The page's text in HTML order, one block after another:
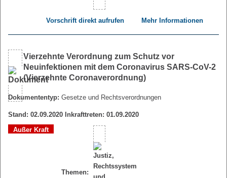
Vorschrift direkt aufrufen Mehr Informationen
Vierzehnte Verordnung zum Schutz vor
Neuinfektionen mit dem Coronavirus SARS-CoV-2
(Vierzehnte Coronaverordnung)
Dokumententyp: Gesetze und Rechtsverordnungen
Stand: 02.09.2020 Inkrafttreten: 01.09.2020
Außer Kraft
Themen: